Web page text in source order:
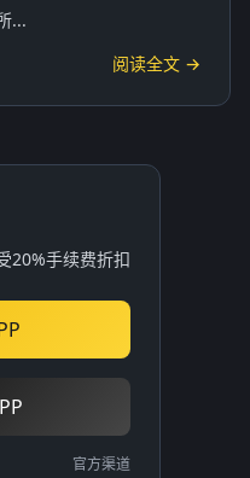
...
阅读全文 →
20%手续费折扣
官方渠道